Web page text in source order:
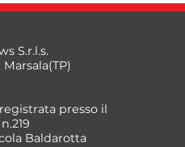
S.r.l.s.
presso il
Baldarotta